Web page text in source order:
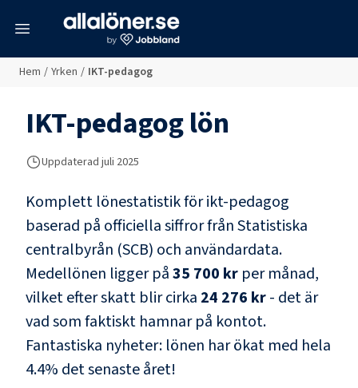
Hem / Yrken / IKT-pedagog
IKT-pedagoglön
Uppdaterad juli 2025
Komplett lönestatistik förikt-pedagog
baserad på officiella siffror från Statistiska
centralbyrån (SCB) och användardata.
Medellönen ligger på35 700 kr per månad,
vilket efter skatt blir cirka 24 276 kr- det är
vad som faktiskt hamnar på kontot.
Fantastiska nyheter: lönen har ökat med hela
4.4% det senaste året!